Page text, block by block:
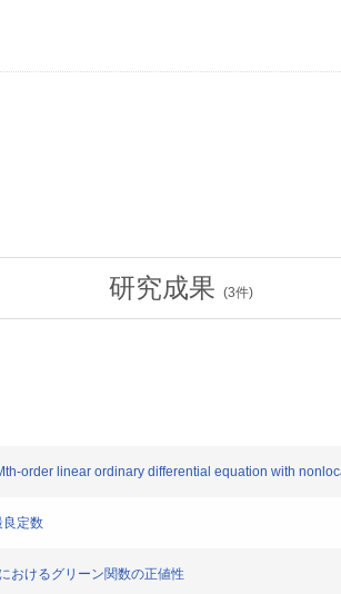
研究成果 (3件)
order linear ordinary differential equation with
良定数
おけるグリーン関数の正値性